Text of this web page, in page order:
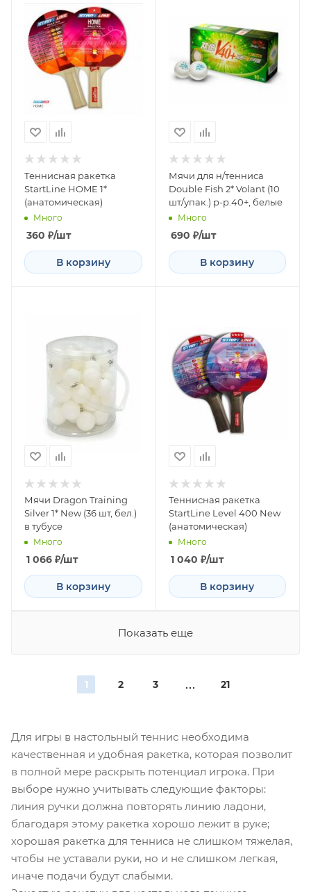
Теннисная ракетка
StartLine HOME 1*
(анатомическая)
Много
360 ₽/шт
В корзину
Мячи для н/тенниса
Double Fish 2* Volant (10
шт/упак.) р-р.40+, белые
Много
690 ₽/шт
В корзину
Мячи Dragon Training
Silver 1* New (36 шт, бел.)
в тубусе
Много
1 066 ₽/шт
В корзину
Теннисная ракетка
StartLine Level 400 New
(анатомическая)
Много
1 040 ₽/шт
В корзину
Показать еще
1 2 3 21
Для игры в настольный теннис необходима
качественная и удобная ракетка, которая позволит
в полной мере раскрыть потенциал игрока. При
выборе нужно учитывать следующие факторы:
линия ручки должна повторять линию ладони,
благодаря этому ракетка хорошо лежит в руке;
хорошая ракетка для тенниса не слишком тяжелая,
чтобы не уставали руки, но и не слишком легкая,
иначе подачи будут слабыми.